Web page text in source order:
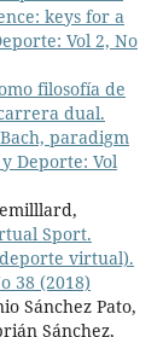
keys for a
Vol 2, No
filosofía de
dual.
paradigm
Deporte: Vol
Sport.
virtual).
38 (2018)
Sánchez Pato,
Sánchez,